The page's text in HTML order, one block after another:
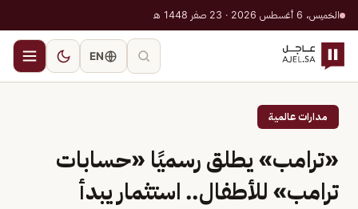
الخميس، 6 أغسطس 2026 · 23 صفر 1448 هـ
EN
مدارات عالمية
«ترامب» يطلق رسميًا «حسابات
ترامب» للأطفال.. استثمار يبدأ